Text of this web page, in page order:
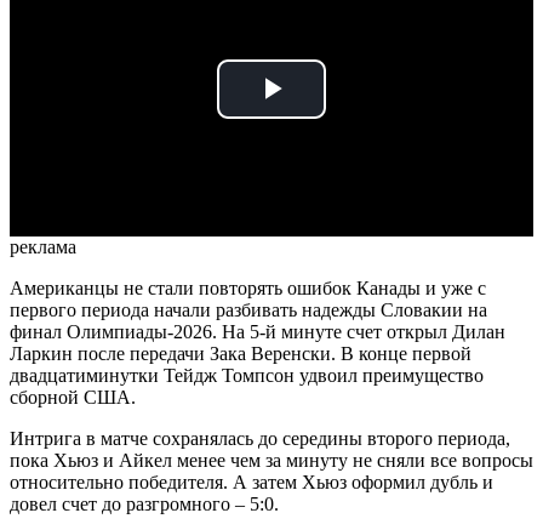
Play
реклама
Американцы не стали повторять ошибок Канады и уже с
первого периода начали разбивать надежды Словакии на
финал Олимпиады-2026. На 5-й минуте счет открыл Дилан
Ларкин после передачи Зака Веренски. В конце первой
двадцатиминутки Тейдж Томпсон удвоил преимущество
сборной США.
Интрига в матче сохранялась до середины второго периода,
пока Хьюз и Айкел менее чем за минуту не сняли все вопросы
относительно победителя. А затем Хьюз оформил дубль и
довел счет до разгромного – 5:0.